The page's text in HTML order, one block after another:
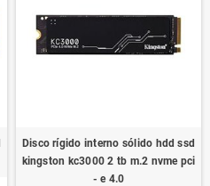
Disco rígido interno sólido hdd ssd
kingston kc3000 2 tb m.2 nvme pci
- e 4.0